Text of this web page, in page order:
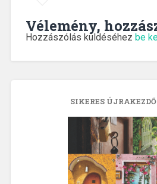
Vélemény,
Hozzászólás küldéséhez be
SIKERES